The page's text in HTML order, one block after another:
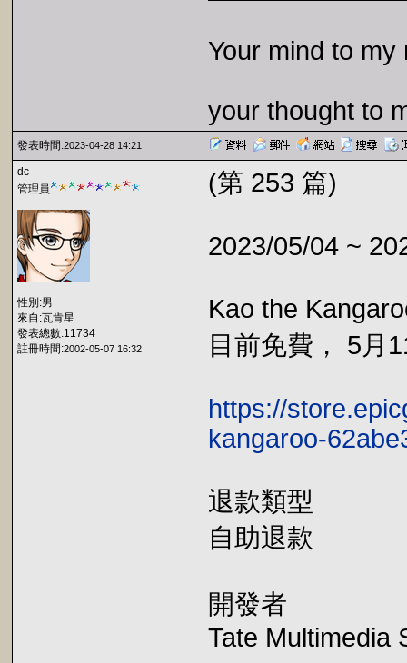
Your mind to my
your thought to
發表時間:2023-04-28 14:21
dc
管理員
性別:男
來自:瓦肯星
發表總數:11734
註冊時間:2002-05-07 16:32
(第 253 篇)
2023/05/04 ~
Kao the
目前免費， 5月
https://
kangaroo-
退款類型
自助退款
開發者
Tate Multimedia